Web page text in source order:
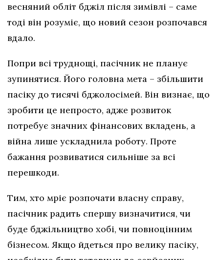
весняний обліт бджіл після зимівлі – саме
тоді він розуміє, що новий сезон розпочався
вдало.
Попри всі труднощі, пасічник не планує
зупинятися. Його головна мета – збільшити
пасіку до тисячі бджолосімей. Він визнає, що
зробити це непросто, адже розвиток
потребує значних фінансових вкладень, а
війна лише ускладнила роботу. Проте
бажання розвиватися сильніше за всі
перешкоди.
Тим, хто мріє розпочати власну справу,
пасічник радить спершу визначитися, чи
буде бджільництво хобі, чи повноцінним
бізнесом. Якщо йдеться про велику пасіку,